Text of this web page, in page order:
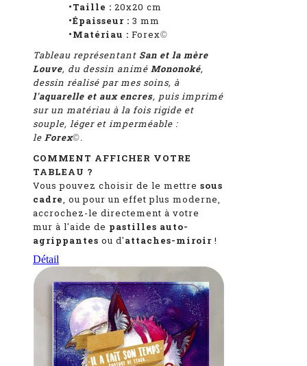
•Taille : 20x20 cm
•Épaisseur : 3 mm
•Matériau : Forex©
Tableau représentant San et la mère
Louve, du dessin animé Mononoké,
dessin réalisé par mes soins, à
l'aquarelle et aux encres, puis imprimé
sur un matériau à la fois rigide et
souple, léger et imperméable :
le Forex©.
COMMENT AFFICHER VOTRE
TABLEAU ?
Vous pouvez choisir de le mettre sous
cadre, ou pour un effet plus moderne,
accrochez-le directement à votre
mur à l'aide de pastilles auto-
agrippantes ou d'attaches-miroir !
Détail